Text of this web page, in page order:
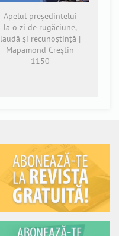
Apelul președintelui
la o zi de rugăciune,
laudă și recunoștință |
Mapamond Creștin
1150